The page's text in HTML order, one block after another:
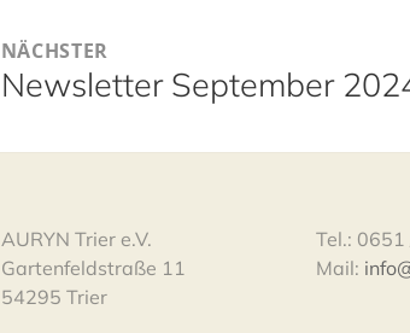
NÄCHSTER
Beitrag:
Newsletter September
AURYN Trier e.V.
Gartenfeldstraße 11
54295 Trier
Tel.:
Mail: